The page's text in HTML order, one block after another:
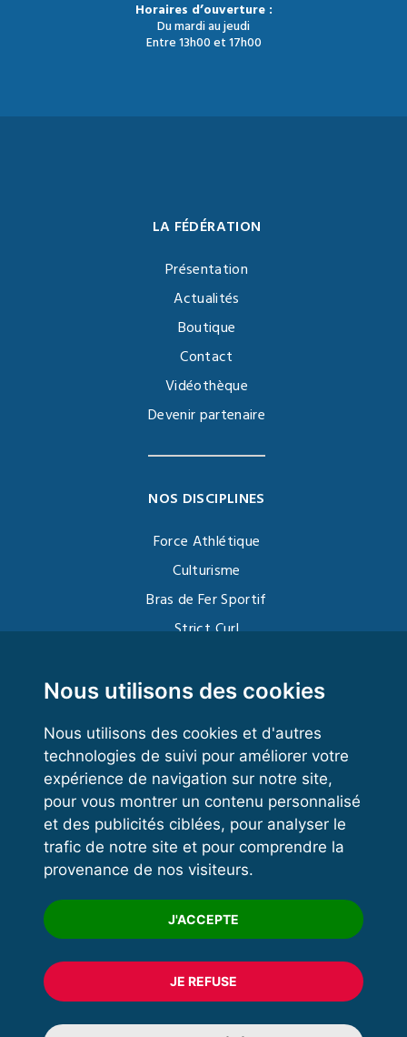
Nous utilisons des cookies
Nous utilisons des cookies et d'autres
technologies de suivi pour améliorer votre
expérience de navigation sur notre site,
pour vous montrer un contenu personnalisé
et des publicités ciblées, pour analyser le
trafic de notre site et pour comprendre la
provenance de nos visiteurs.
J'ACCEPTE
JE REFUSE
Horaires d’ouverture :
Du mardi au jeudi
Entre 13h00 et 17h00
LA FÉDÉRATION
Présentation
Actualités
Boutique
Contact
Vidéothèque
Devenir partenaire
NOS DISCIPLINES
Force Athlétique
Culturisme
Bras de Fer Sportif
Strict Curl
Kettlebell
VOS ESPACES
Espace dirigeant
Espace licencié
Trouver un club
Formation
© 2020 FFFORCE Tous droits réservés
Mentions légales